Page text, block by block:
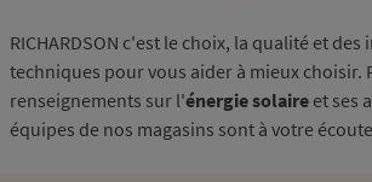
RICHARDSON c'est le choix, la qualité et
techniques pour vous aider à mieux choisir.
renseignements sur l'énergie solaire et ses
équipes de nos magasins sont à votre